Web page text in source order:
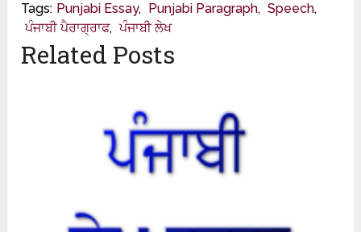
Tags: Punjabi Essay, Punjabi Paragraph, Speech,
ਪੰਜਾਬੀ ਪੈਰਾਗ੍ਰਾਫ, ਪੰਜਾਬੀ ਲੇਖ
Related Posts